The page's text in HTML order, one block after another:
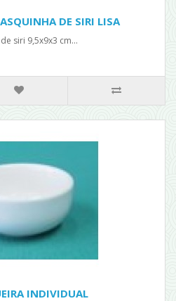
DE SIRI LISA
siri 9,5x9x3 cm...
INDIVIDUAL